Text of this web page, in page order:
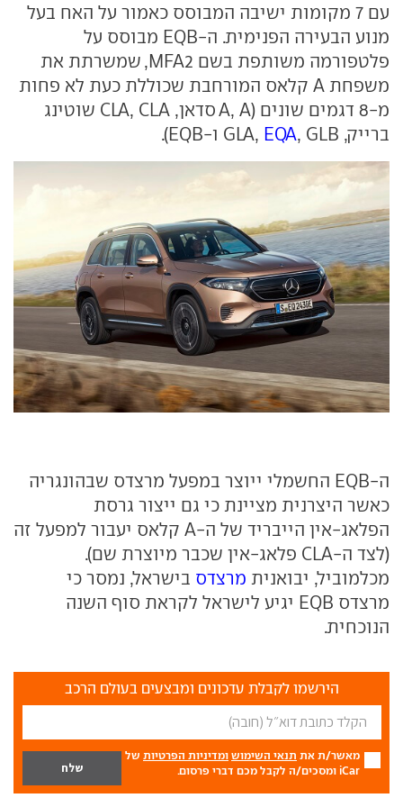
עם 7 מקומות ישיבה המבוסס כאמור על האח בעל
מנוע הבעירה הפנימית. ה-EQB מבוסס על
פלטפורמה משותפת בשם MFA2, שמשרתת את
משפחת A קלאס המורחבת שכוללת כעת לא פחות
מ-8 דגמים שונים (A, A סדאן, CLA, CLA שוטינג
ברייק, GLA,
EQA, GLB ו-EQB).
ה-EQB החשמלי ייוצר במפעל מרצדס שבהונגריה
כאשר היצרנית מציינת כי גם ייצור גרסת
הפלאג-אין הייבריד של ה-A קלאס יעבור למפעל זה
(לצד ה-CLA פלאג-אין שכבר מיוצרת שם).
מכלמוביל, יבואנית מרצדס בישראל, נמסר כי
מרצדס EQB יגיע לישראל לקראת סוף השנה
הנוכחית.
הירשמו לקבלת עדכונים ומבצעים בעולם הרכב
מאשר/ת את תנאי השימוש ומדיניות הפרטיות של
iCar ומסכים/ה לקבל מכם דברי פרסום.